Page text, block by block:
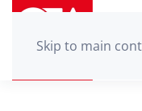
Skip to main